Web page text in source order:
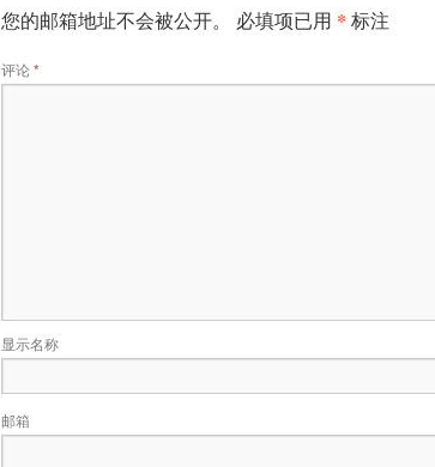
您的邮箱地址不会被公开。 必填项已用 * 标注
评论*
显示名称
邮箱